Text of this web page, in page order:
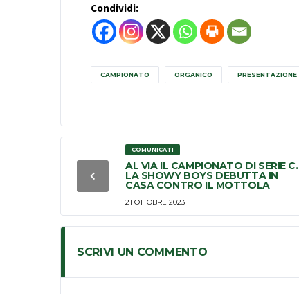
Condividi:
CAMPIONATO ORGANICO PRESENTAZIONE
COMUNICATI
AL VIA IL CAMPIONATO DI SERIE C.
LA SHOWY BOYS DEBUTTA IN
CASA CONTRO IL MOTTOLA
21 OTTOBRE 2023
SCRIVI UN COMMENTO